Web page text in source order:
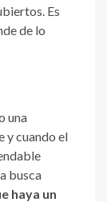
Es
de lo
una
y cuando el
busca
haya un